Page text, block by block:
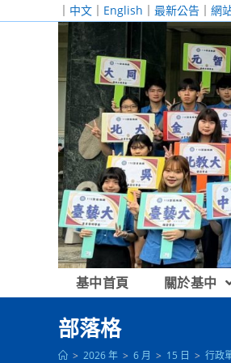
｜ 中文 ｜ English ｜ 最新公告 ｜ 網
基中首頁 關於基中
部落格
> 2026 年 > 6 月 > 15 日 > 行政